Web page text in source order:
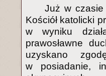
Już w czasie
Kościół katolicki
w wyniku
prawosławne
uzyskano
w posiadanie,